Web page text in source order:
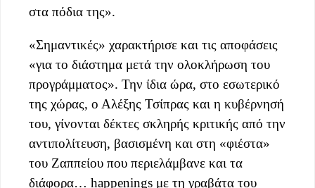
στα πόδια της».
«Σημαντικές» χαρακτήρισε και τις αποφάσεις
«για το διάστημα μετά την ολοκλήρωση του
προγράμματος». Την ίδια ώρα, στο εσωτερικό
της χώρας, ο Αλέξης Τσίπρας και η κυβέρνησή
του, γίνονται δέκτες σκληρής κριτικής από την
αντιπολίτευση, βασισμένη και στη «φιέστα»
του Ζαππείου που περιελάμβανε και τα
διάφορα… happenings με τη γραβάτα του